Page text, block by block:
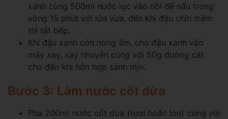
xanh cùng 500ml nước lọc vào nồi để nấu trong
vòng 15 phút với lửa vừa, đến khi đậu chín mềm
thì tắt bếp.
Khi đậu xanh còn nóng ấm, cho đậu xanh vào
máy xay, xay nhuyễn cùng với 50g đường cát
cho đến khi hỗn hợp sánh mịn.
Bước 3: Làm nước cốt dừa
Pha 200ml nước cốt dừa (tươi hoặc lon) cùng với